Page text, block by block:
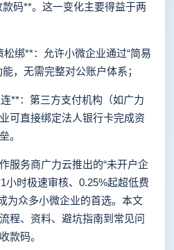
码**。这一变化主要得益于两
绑**：允许小微企业通过“简易
，无需完整对公账户体系；
：第三方支付机构（如广力
可直接绑定法人银行卡完成资
。
务商广力云推出的“未开户企
小时极速审核、0.25%起超低费
为众多小微企业的首选。本文
程、资料、避坑指南到常见问
款码。